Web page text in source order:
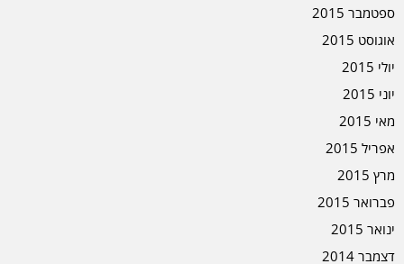
ספטמבר 2015
אוגוסט 2015
יולי 2015
יוני 2015
מאי 2015
אפריל 2015
מרץ 2015
פברואר 2015
ינואר 2015
דצמבר 2014